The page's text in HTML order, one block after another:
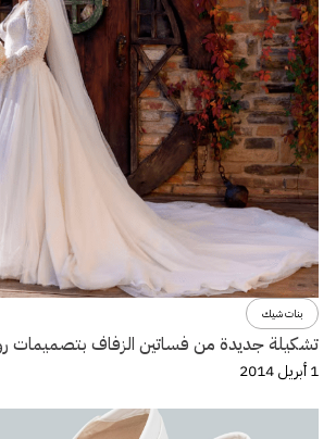
بنات شيك
تشكيلة جديدة من فساتين الزفاف بتصميمات
1 أبريل 2014